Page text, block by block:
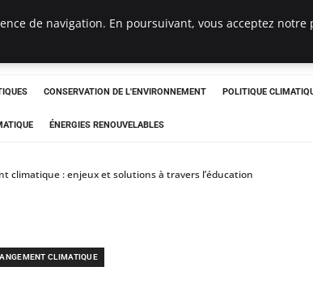
CONSERVATION DE L'ENVIRONNEMENT POLITIQUE
ÉNERGIES RENOUVELABLES
climatique : enjeux et solutions à travers l’éducation
CLIMATIQUE
de navigation. En poursuivant, vous acceptez